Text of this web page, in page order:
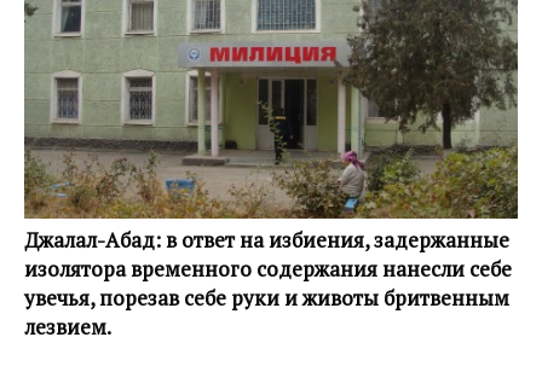
Джалал-Абад: в ответ на избиения, задержанные
изолятора временного содержания нанесли себе
увечья, порезав себе руки и животы бритвенным
лезвием.